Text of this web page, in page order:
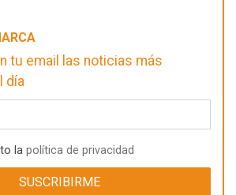
tu email las noticias más
día
la política de privacidad